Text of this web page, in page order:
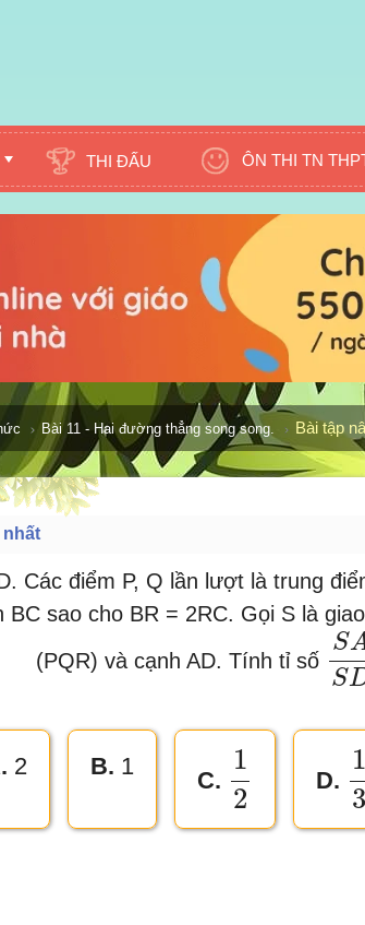
THI ĐẤU ÔN THI TN
Bài 11 - Hai đường thẳng song song. Bài tập
nhất
Các điểm P, Q lần lượt là trung
BC sao cho BR = 2RC. Gọi S là
(PQR) và cạnh AD. Tính tỉ số
S
S
SA
2 B. 1
C.
1
2
12 D.
1
3
1